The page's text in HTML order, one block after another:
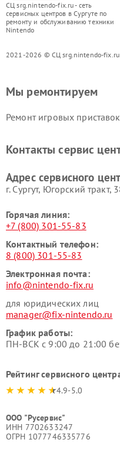
СЦ srg.nintendo-fix.ru - сеть
сервисных центров в Сургуте по
ремонту и обслуживанию техники
Nintendo
2021-2026 © СЦ srg.nintendo-fix.ru
Мы ремонтируем
Ремонт игровых
Контакты сервис
Адрес сервисного
г. Сургут, Югорский тракт,
Горячая линия:
+7 (800) 301-55-83
Контактный телефон:
8 (800) 301-55-83
Электронная почта:
info@nintendo-fix.ru
для юридических лиц
manager@fix-nintendo.ru
График работы:
ПН-ВСК с 9:00 до 21:00
Рейтинг сервисного
4.9-5.0
ООО "Русервис"
ИНН 7702633247
ОГРН 1077746335776